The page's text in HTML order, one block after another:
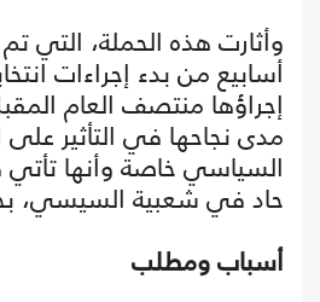
وأثارت هذه الحملة، التي
أسابيع من بدء إجراءات
إجراؤها منتصف العام
مدى نجاحها في التأثير
السياسي خاصة وأنها
حاد في شعبية السيسي،
أسباب ومطلب